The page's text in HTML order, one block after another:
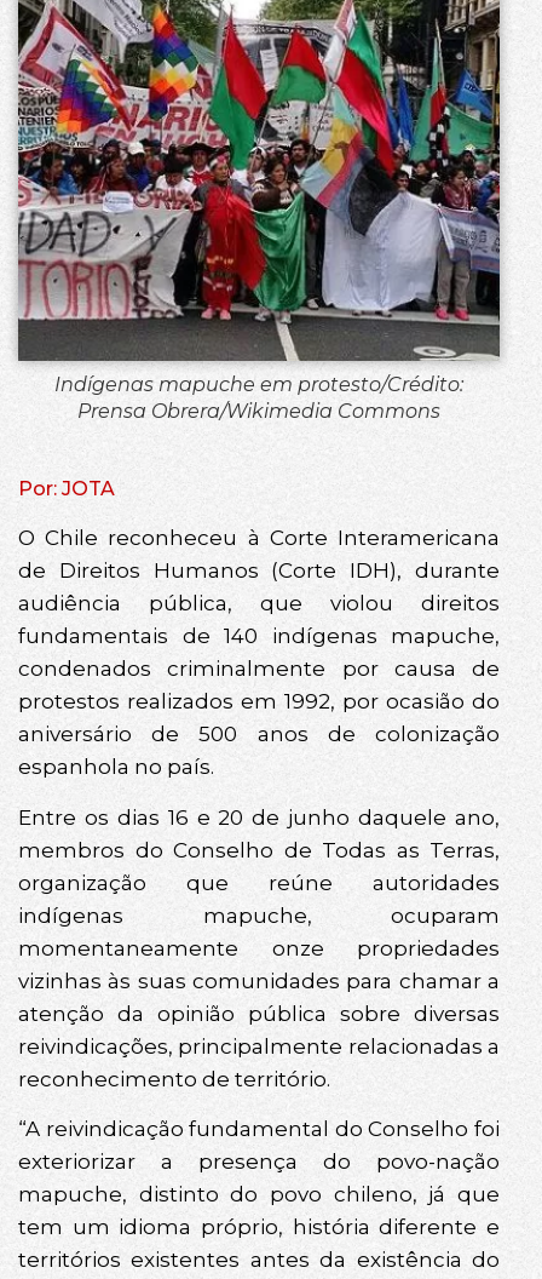
Indígenas mapuche em protesto/Crédito:
Prensa Obrera/Wikimedia Commons
Por: JOTA
O Chile reconheceu à Corte Interamericana
de Direitos Humanos (Corte IDH), durante
audiência pública, que violou direitos
fundamentais de 140 indígenas mapuche,
condenados criminalmente por causa de
protestos realizados em 1992, por ocasião do
aniversário de 500 anos de colonização
espanhola no país.
Entre os dias 16 e 20 de junho daquele ano,
membros do Conselho de Todas as Terras,
organização que reúne autoridades
indígenas mapuche, ocuparam
momentaneamente onze propriedades
vizinhas às suas comunidades para chamar a
atenção da opinião pública sobre diversas
reivindicações, principalmente relacionadas a
reconhecimento de território.
“A reivindicação fundamental do Conselho foi
exteriorizar a presença do povo-nação
mapuche, distinto do povo chileno, já que
tem um idioma próprio, história diferente e
territórios existentes antes da existência do